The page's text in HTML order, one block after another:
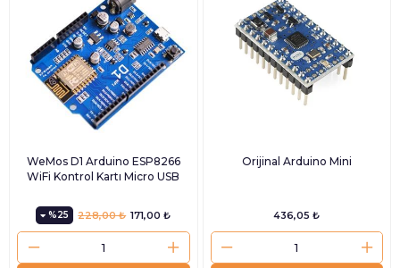
WeMos D1 Arduino ESP8266
WiFi Kontrol Kartı Micro USB
%25 171,00 ₺
228,00 ₺
Orijinal Arduino Mini
436,05 ₺